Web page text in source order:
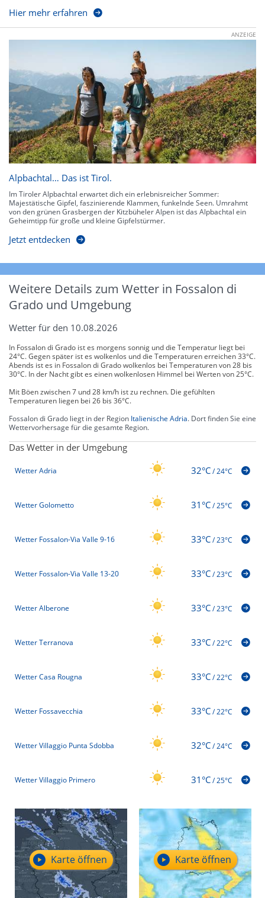
Hier mehr erfahren
ANZEIGE
Alpbachtal… Das ist Tirol.
Im Tiroler Alpbachtal erwartet dich ein erlebnisreicher Sommer:
Majestätische Gipfel, faszinierende Klammen, funkelnde Seen. Umrahmt
von den grünen Grasbergen der Kitzbüheler Alpen ist das Alpbachtal ein
Geheimtipp für große und kleine Gipfelstürmer.
Jetzt entdecken
Weitere Details zum Wetter in Fossalon di
Grado und Umgebung
Wetter für den 10.08.2026
In Fossalon di Grado ist es morgens sonnig und die Temperatur liegt bei
24°C. Gegen später ist es wolkenlos und die Temperaturen erreichen 33°C.
Abends ist es in Fossalon di Grado wolkenlos bei Temperaturen von 28 bis
30°C. In der Nacht gibt es einen wolkenlosen Himmel bei Werten von 25°C.
Mit Böen zwischen 7 und 28 km/h ist zu rechnen. Die gefühlten
Temperaturen liegen bei 26 bis 36°C.
Fossalon di Grado liegt in der Region Italienische Adria. Dort finden Sie eine
Wettervorhersage für die gesamte Region.
Das Wetter in der Umgebung
Wetter Adria 32°C/24°C
Wetter Golometto 31°C/25°C
Wetter Fossalon-Via Valle 9-16 33°C/23°C
Wetter Fossalon-Via Valle 13-20 33°C/23°C
Wetter Alberone 33°C/23°C
Wetter Terranova 33°C/22°C
Wetter Casa Rougna 33°C/22°C
Wetter Fossavecchia 33°C/22°C
Wetter Villaggio Punta Sdobba 32°C/24°C
Wetter Villaggio Primero 31°C/25°C
Karte öffnen Karte öffnen